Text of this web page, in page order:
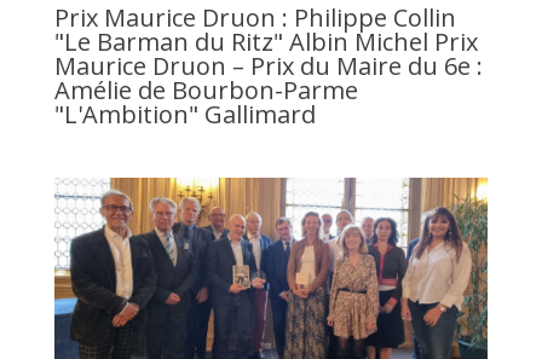
Prix Maurice Druon : Philippe Collin
"Le Barman du Ritz" Albin Michel Prix
Maurice Druon – Prix du Maire du 6e :
Amélie de Bourbon-Parme
"L'Ambition" Gallimard